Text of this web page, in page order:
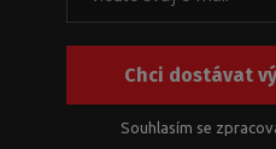
Chci dostávat
Souhlasím se